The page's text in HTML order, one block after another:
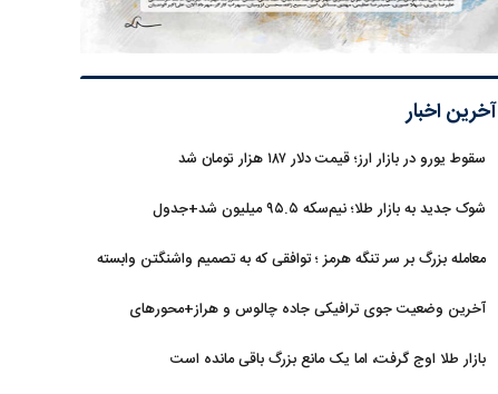
آخرین اخبار
سقوط یورو در بازار ارز؛ قیمت دلار ۱۸۷ هزار تومان شد
شوک جدید به بازار طلا؛ نیم‌سکه ۹۵.۵ میلیون شد+جدول
معامله بزرگ بر سر تنگه هرمز ؛ توافقی که به تصمیم واشنگتن وابسته
آخرین وضعیت جوی ترافیکی جاده چالوس و هراز+محورهای
بازار طلا اوج گرفت، اما یک مانع بزرگ باقی مانده است